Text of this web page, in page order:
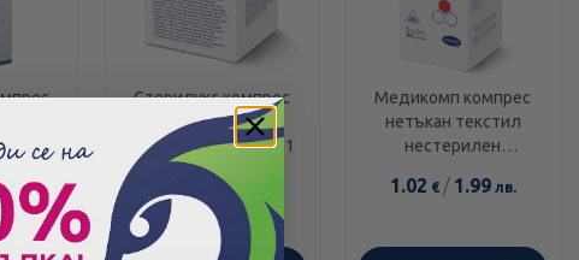
лв.
Стерилукс компрес
марлен стерилен
5/5х50 (25х2) 418551
6.59
Медикомп компрес
нетъкан текстил
нестерилен
1.02 € / 1.99лв.